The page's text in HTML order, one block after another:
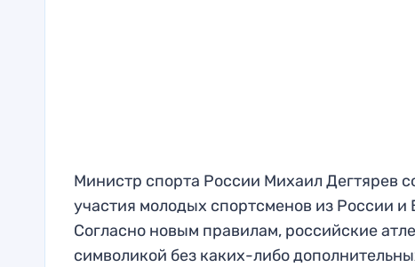
Министр спорта России Михаил Дегтярев
участия молодых спортсменов из России
Согласно новым правилам, российские
символикой без каких-либо